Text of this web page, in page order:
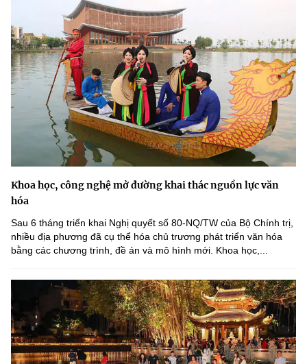
Khoa học, công nghệ mở đường khai thác nguồn lực văn
hóa
Sau 6 tháng triển khai Nghị quyết số 80-NQ/TW của Bộ Chính trị,
nhiều địa phương đã cụ thể hóa chủ trương phát triển văn hóa
bằng các chương trình, đề án và mô hình mới. Khoa học,...